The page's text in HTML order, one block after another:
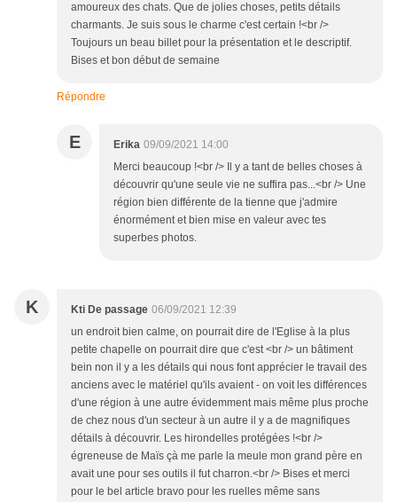
amoureux des chats. Que de jolies choses, petits détails
charmants. Je suis sous le charme c'est certain !<br />
Toujours un beau billet pour la présentation et le descriptif.
Bises et bon début de semaine
Répondre
E Erika 09/09/2021 14:00
Merci beaucoup !<br /> Il y a tant de belles choses à
découvrir qu'une seule vie ne suffira pas...<br /> Une
région bien différente de la tienne que j'admire
énormément et bien mise en valeur avec tes
superbes photos.
K Kti De passage 06/09/2021 12:39
un endroit bien calme, on pourrait dire de l'Eglise à la plus
petite chapelle on pourrait dire que c'est <br /> un bâtiment
bein non il y a les détails qui nous font apprécier le travail des
anciens avec le matériel qu'ils avaient - on voit les différences
d'une région à une autre évidemment mais même plus proche
de chez nous d'un secteur à un autre il y a de magnifiques
détails à découvrir. Les hirondelles protégées !<br />
égreneuse de Maïs çà me parle la meule mon grand père en
avait une pour ses outils il fut charron.<br /> Bises et merci
pour le bel article bravo pour les ruelles même sans